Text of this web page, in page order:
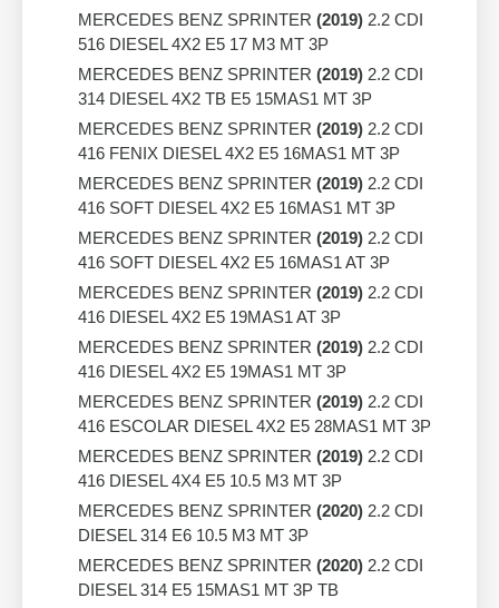
MERCEDES BENZ SPRINTER (2019) 2.2 CDI
516 DIESEL 4X2 E5 17 M3 MT 3P
MERCEDES BENZ SPRINTER (2019) 2.2 CDI
314 DIESEL 4X2 TB E5 15MAS1 MT 3P
MERCEDES BENZ SPRINTER (2019) 2.2 CDI
416 FENIX DIESEL 4X2 E5 16MAS1 MT 3P
MERCEDES BENZ SPRINTER (2019) 2.2 CDI
416 SOFT DIESEL 4X2 E5 16MAS1 MT 3P
MERCEDES BENZ SPRINTER (2019) 2.2 CDI
416 SOFT DIESEL 4X2 E5 16MAS1 AT 3P
MERCEDES BENZ SPRINTER (2019) 2.2 CDI
416 DIESEL 4X2 E5 19MAS1 AT 3P
MERCEDES BENZ SPRINTER (2019) 2.2 CDI
416 DIESEL 4X2 E5 19MAS1 MT 3P
MERCEDES BENZ SPRINTER (2019) 2.2 CDI
416 ESCOLAR DIESEL 4X2 E5 28MAS1 MT 3P
MERCEDES BENZ SPRINTER (2019) 2.2 CDI
416 DIESEL 4X4 E5 10.5 M3 MT 3P
MERCEDES BENZ SPRINTER (2020) 2.2 CDI
DIESEL 314 E6 10.5 M3 MT 3P
MERCEDES BENZ SPRINTER (2020) 2.2 CDI
DIESEL 314 E5 15MAS1 MT 3P TB